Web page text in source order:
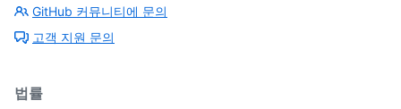
GitHub 커뮤니티에 문의
고객 지원 문의
법률